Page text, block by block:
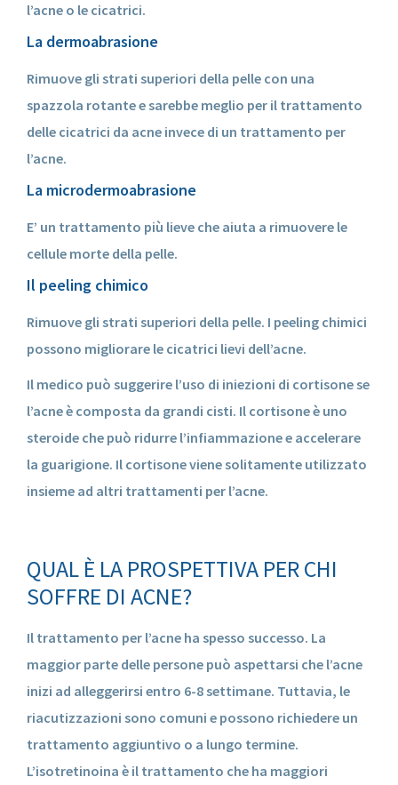
l’acne o le cicatrici.
La dermoabrasione
Rimuove gli strati superiori della pelle con una
spazzola rotante e sarebbe meglio per il trattamento
delle cicatrici da acne invece di un trattamento per
l’acne.
La microdermoabrasione
E’ un trattamento più lieve che aiuta a rimuovere le
cellule morte della pelle.
Il peeling chimico
Rimuove gli strati superiori della pelle. I peeling chimici
possono migliorare le cicatrici lievi dell’acne.
Il medico può suggerire l’uso di iniezioni di cortisone se
l’acne è composta da grandi cisti. Il cortisone è uno
steroide che può ridurre l’infiammazione e accelerare
la guarigione. Il cortisone viene solitamente utilizzato
insieme ad altri trattamenti per l’acne.
QUAL È LA PROSPETTIVA PER CHI
SOFFRE DI ACNE?
Il trattamento per l’acne ha spesso successo. La
maggior parte delle persone può aspettarsi che l’acne
inizi ad alleggerirsi entro 6-8 settimane. Tuttavia, le
riacutizzazioni sono comuni e possono richiedere un
trattamento aggiuntivo o a lungo termine.
L’isotretinoina è il trattamento che ha maggiori